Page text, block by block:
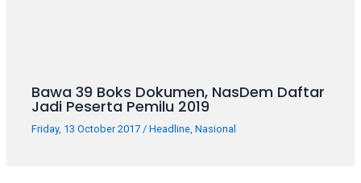
Bawa 39 Boks Dokumen, NasDem Daftar
Jadi Peserta Pemilu 2019
Friday, 13 October 2017 /Headline ,Nasional